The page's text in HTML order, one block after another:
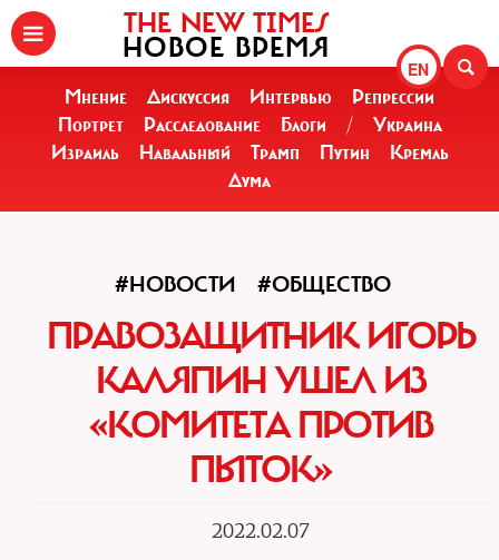
EN
THE NEW TIMES
НОВОЕ ВРЕМЯ
Мнение Дискуссия Интервью
Репрессии
Портрет
Расследование Блоги /
Украина
Израиль
Навальный Трамп Путин
Кремль
Дума
#НОВОСТИ #ОБЩЕСТВО
ПРАВОЗАЩИТНИК ИГОРЬ
КАЛЯПИН УШЕЛ ИЗ
«КОМИТЕТА ПРОТИВ
ПЫТОК»
2022.02.07